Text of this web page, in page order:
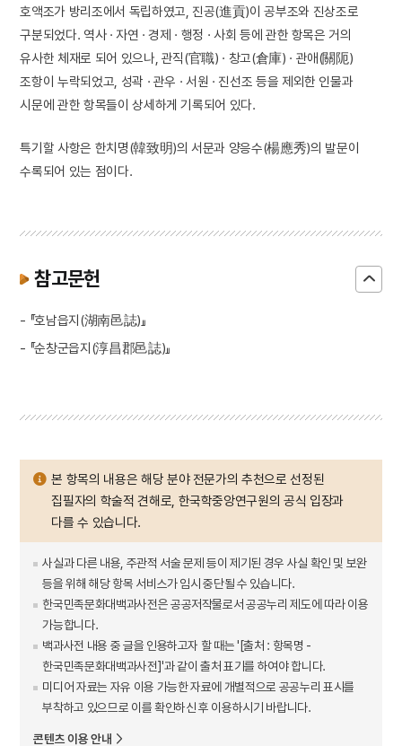
호액조가 방리조에서 독립하였고, 진공(進貢)이 공부조와 진상조로
구분되었다. 역사 · 자연 · 경제 · 행정 · 사회 등에 관한 항목은 거의
유사한 체재로 되어 있으나, 관직(官職) · 창고(倉庫) · 관애(關阨)
조항이 누락되었고, 성곽 · 관우 · 서원 · 진선조 등을 제외한 인물과
시문에 관한 항목들이 상세하게 기록되어 있다.
특기할 사항은 한치명(韓致明)의 서문과 양응수(楊應秀)의 발문이
수록되어 있는 점이다.
참고문헌
- 『호남읍지(湖南邑誌)』
- 『순창군읍지(淳昌郡邑誌)』
본 항목의 내용은 해당 분야 전문가의 추천으로 선정된
집필자의 학술적 견해로, 한국학중앙연구원의 공식 입장과
다를 수 있습니다.
사실과 다른 내용, 주관적 서술 문제 등이 제기된 경우 사실 확인 및 보완
등을 위해 해당 항목 서비스가 임시 중단될 수 있습니다.
한국민족문화대백과사전은 공공저작물로서 공공누리 제도에 따라 이용
가능합니다.
백과사전 내용 중 글을 인용하고자 할 때는 '[출처 : 항목명 -
한국민족문화대백과사전]'과 같이 출처 표기를 하여야 합니다.
미디어 자료는 자유 이용 가능한 자료에 개별적으로 공공누리 표시를
부착하고 있으므로 이를 확인하신 후 이용하시기 바랍니다.
콘텐츠 이용 안내